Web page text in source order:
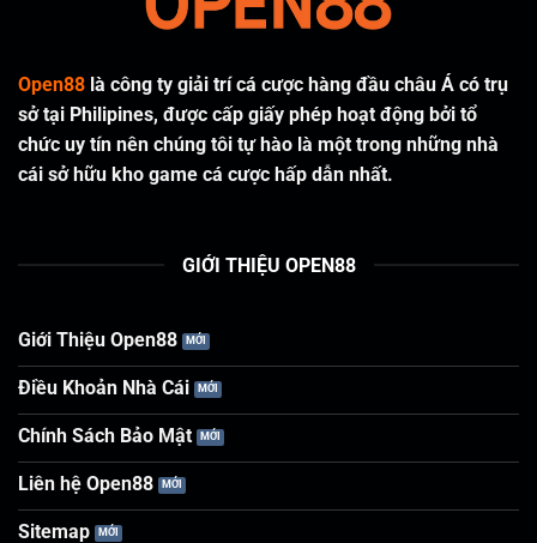
Open88 là công ty giải trí cá cược hàng đầu châu Á có trụ
sở tại Philipines, được cấp giấy phép hoạt động bởi tổ
chức uy tín nên chúng tôi tự hào là một trong những nhà
cái sở hữu kho game cá cược hấp dẫn nhất.
GIỚI THIỆU OPEN88
Giới Thiệu Open88
Điều Khoản Nhà Cái
Chính Sách Bảo Mật
Liên hệ Open88
Sitemap